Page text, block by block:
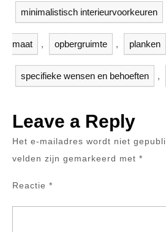
minimalistisch interieurvoorkeuren
maat , opbergruimte , planken
specifieke wensen en behoeften ,
Leave a Reply
Het e-mailadres wordt niet
velden zijn gemarkeerd met *
Reactie *